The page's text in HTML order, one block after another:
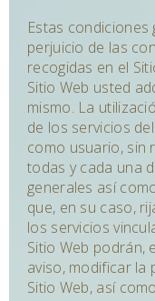
Estas
perjuicio de las
recogidas en el
Sitio Web usted
mismo. La
de los servicios
como usuario, sin
todas y cada una
generales así
que, en su caso,
los servicios
Sitio Web podrán,
aviso, modificar la
Sitio Web, así